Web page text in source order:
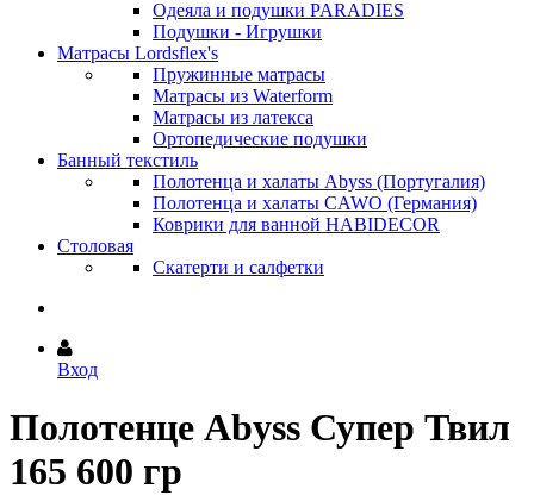
Одеяла и подушки PARADIES
Подушки - Игрушки
Матрасы Lordsflex's
Пружинные матрасы
Матрасы из Waterform
Матрасы из латекса
Ортопедические подушки
Банный текстиль
Полотенца и халаты Abyss (Португалия)
Полотенца и халаты CAWO (Германия)
Коврики для ванной HABIDECOR
Столовая
Скатерти и салфетки
Вход
Полотенце Abyss Супер Твил
165 600 гр